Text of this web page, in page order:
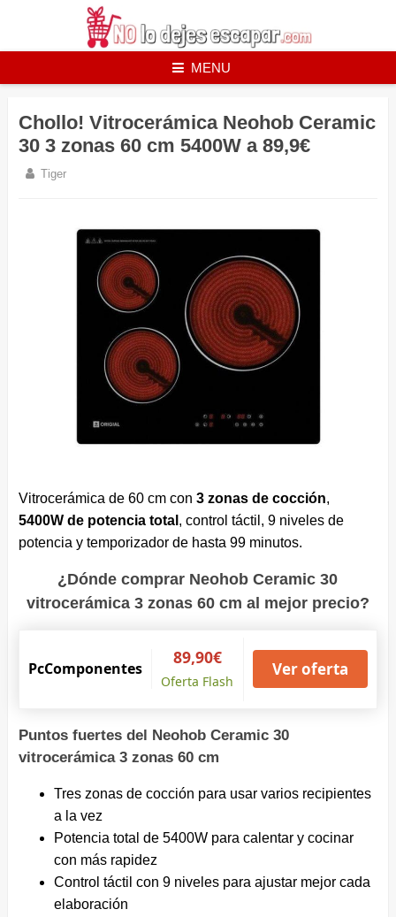
MENU
Chollo! Vitrocerámica Neohob Ceramic
30 3 zonas 60 cm 5400W a 89,9€
Tiger
Vitrocerámica de 60 cm con 3 zonas de cocción,
5400W de potencia total , control táctil, 9 niveles de
potencia y temporizador de hasta 99 minutos.
¿Dónde comprar Neohob Ceramic 30
vitrocerámica 3 zonas 60 cm al mejor precio?
PcComponentes
89,90€
Oferta Flash
Ver oferta
Puntos fuertes del Neohob Ceramic 30
vitrocerámica 3 zonas 60 cm
Tres zonas de cocción para usar varios recipientes
a la vez
Potencia total de 5400W para calentar y cocinar
con más rapidez
Control táctil con 9 niveles para ajustar mejor cada
elaboración